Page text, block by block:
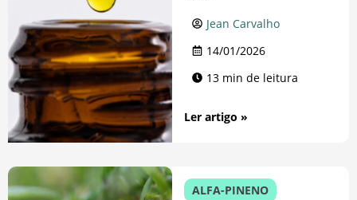
Jean Carvalho
14/01/2026
13 min de leitura
Ler artigo »
ALFA-PINENO